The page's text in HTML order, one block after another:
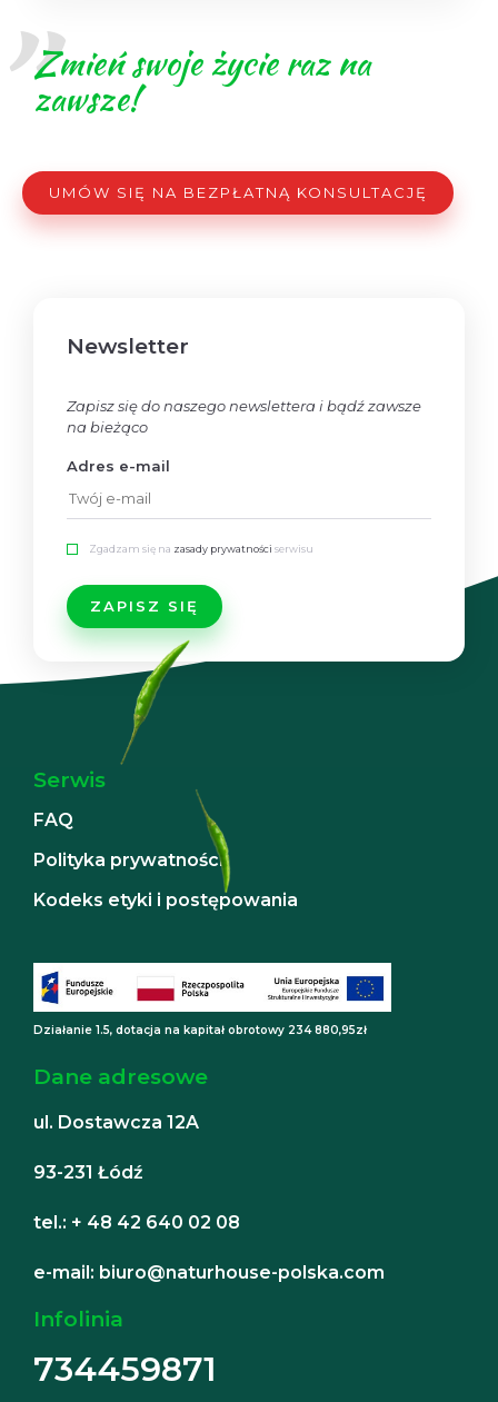
Zmień swoje życie raz na
zawsze!
UMÓW SIĘ NA BEZPŁATNĄ KONSULTACJĘ
Newsletter
Zapisz się do naszego newslettera i bądź zawsze
na bieżąco
Adres e-mail
Zgadzam się na zasady prywatności serwisu
Serwis
FAQ
Polityka prywatności
Kodeks etyki i postępowania
Działanie 1.5, dotacja na kapitał obrotowy 234 880,95zł
Dane adresowe
ul. Dostawcza 12A
93-231 Łódź
tel.: + 48 42 640 02 08
e-mail: biuro@naturhouse-polska.com
Infolinia
734459871